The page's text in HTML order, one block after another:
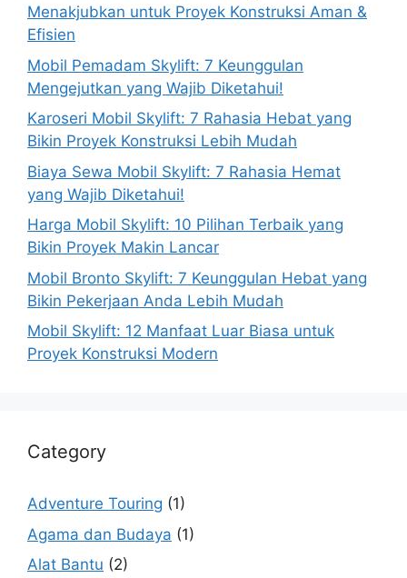
Menakjubkan untuk Proyek Konstruksi Aman &
Efisien
Mobil Pemadam Skylift: 7 Keunggulan
Mengejutkan yang Wajib Diketahui!
Karoseri Mobil Skylift: 7 Rahasia Hebat yang
Bikin Proyek Konstruksi Lebih Mudah
Biaya Sewa Mobil Skylift: 7 Rahasia Hemat
yang Wajib Diketahui!
Harga Mobil Skylift: 10 Pilihan Terbaik yang
Bikin Proyek Makin Lancar
Mobil Bronto Skylift: 7 Keunggulan Hebat yang
Bikin Pekerjaan Anda Lebih Mudah
Mobil Skylift: 12 Manfaat Luar Biasa untuk
Proyek Konstruksi Modern
Category
Adventure Touring (1)
Agama dan Budaya (1)
Alat Bantu (2)